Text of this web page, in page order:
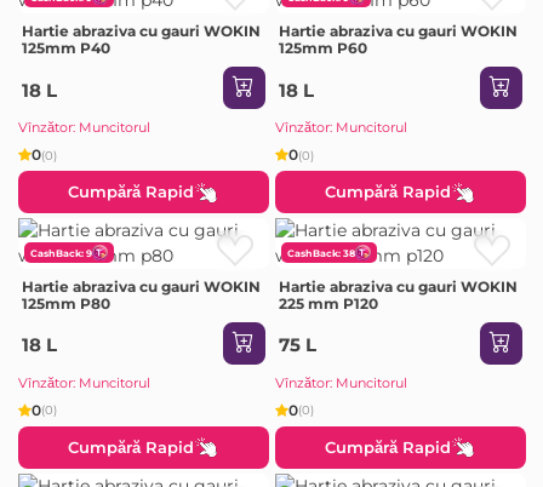
Hartie abraziva cu gauri WOKIN
125mm P40
18 L
Vînzător: Muncitorul
0(0)
Cumpără Rapid
Hartie abraziva cu gauri WOKIN
125mm P60
18 L
Vînzător: Muncitorul
0(0)
Cumpără Rapid
CashBack: 9
Hartie abraziva cu gauri WOKIN
125mm P80
18 L
Vînzător: Muncitorul
0(0)
Cumpără Rapid
CashBack: 38
Hartie abraziva cu gauri WOKIN
225 mm P120
75 L
Vînzător: Muncitorul
0(0)
Cumpără Rapid